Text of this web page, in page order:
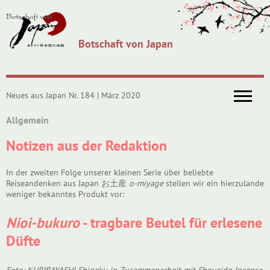
Botschaft von Japan
Neues aus Japan Nr. 184 | März 2020
Allgemein
Notizen aus der Redaktion
In der zweiten Folge unserer kleinen Serie über beliebte
Reiseandenken aus Japan お土産 o-miyagestellen wir ein hierzulande
weniger bekanntes Produkt vor:
Nioi-bukuro- tragbare Beutel für erlesene
Düfte